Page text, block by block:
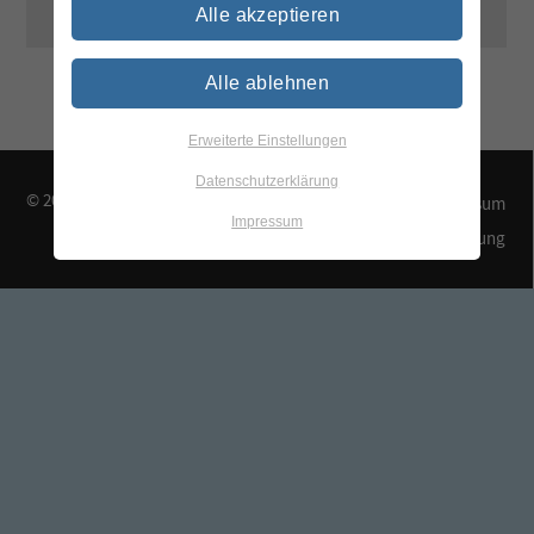
© 2026 TEGEWA e.V.
Impressum
Datenschutzerklärung
Alle akzeptieren
Alle ablehnen
Erweiterte Einstellungen
Datenschutzerklärung
Impressum